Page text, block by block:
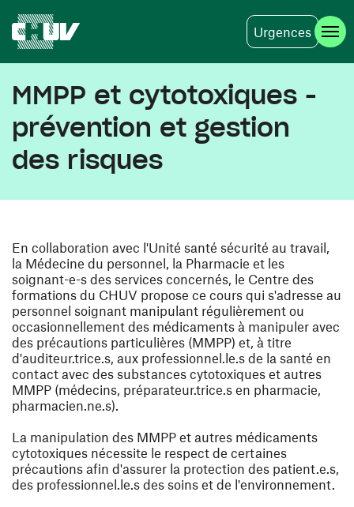
Urgences
MMPP et cytotoxiques -
prévention et gestion
des risques
En collaboration avec l'Unité santé sécurité au travail,
la Médecine du personnel, la Pharmacie et les
soignant-e-s des services concernés, le Centre des
formations du CHUV propose ce cours qui s'adresse au
personnel soignant manipulant régulièrement ou
occasionnellement des médicaments à manipuler avec
des précautions particulières (MMPP) et, à titre
d'auditeur.trice.s, aux professionnel.le.s de la santé en
contact avec des substances cytotoxiques et autres
MMPP (médecins, préparateur.trice.s en pharmacie,
pharmacien.ne.s).
La manipulation des MMPP et autres médicaments
cytotoxiques nécessite le respect de certaines
précautions afin d'assurer la protection des patient.e.s,
des professionnel.le.s des soins et de l'environnement.